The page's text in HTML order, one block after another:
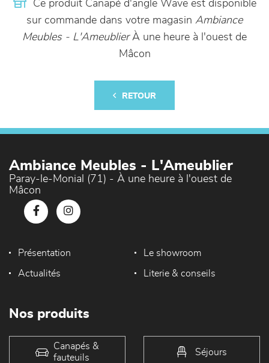
Ce produit Canapé d'angle Wave est disponible
sur commande dans votre magasin Ambiance
Meubles - L'AmeublierÀ une heure à l'ouest de
Mâcon
RETOUR
Ambiance Meubles - L'Ameublier
Paray-le-Monial (71) - À une heure à l'ouest de
Mâcon
Présentation Le showroom
Actualités Literie & conseils
Nos produits
Canapés &
fauteuils
Séjours